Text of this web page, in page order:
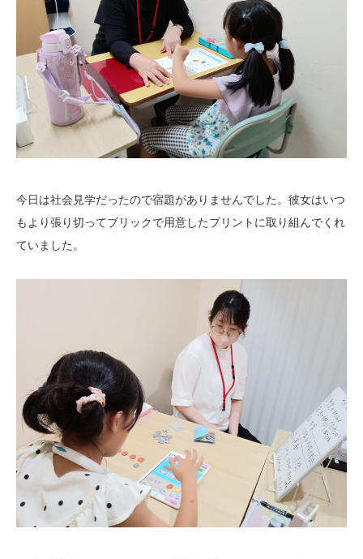
今日は社会見学だったので宿題がありませんでした。彼女はいつ
もより張り切ってブリックで用意したプリントに取り組んでくれ
ていました。